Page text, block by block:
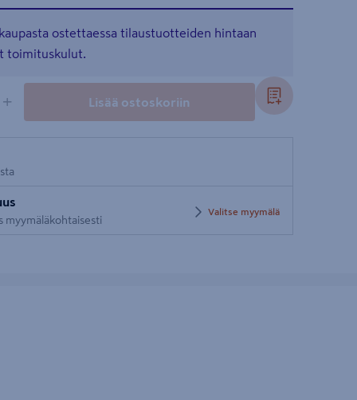
ostettaessa tilaustuotteiden hintaan
toimituskulut.
+ Lisää ostoskoriin
myymäläkohtaisesti
Valitse myymälä